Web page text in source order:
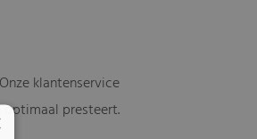
klantenservice
presteert.